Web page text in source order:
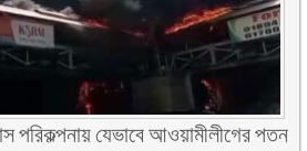
পরিকল্পনায় যেভাবে আওয়ামীলীগের পতন